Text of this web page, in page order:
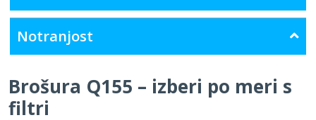
Notranjost
Brošura Q155 – izberi po meri s
filtri